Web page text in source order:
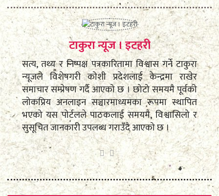
टाकुरा न्यूज । इटहरी
सत्य, तथ्य र निष्पक्ष पत्रकारितामा विश्वास गर्ने टाकुरा
न्यूजले विशेषगरी कोशी प्रदेशलाई केन्द्रमा राखेर
समाचार सम्प्रेषण गर्दै आएको छ । छोटो समयमै पूर्वको
लोकप्रिय अनलाइन सञ्चारमाध्यमका रूपमा स्थापित
भएको यस पोर्टलले पाठकलाई समयमै, विश्वासिलो र
सुसूचित जानकारी उपलब्ध गराउँदै आएको छ ।